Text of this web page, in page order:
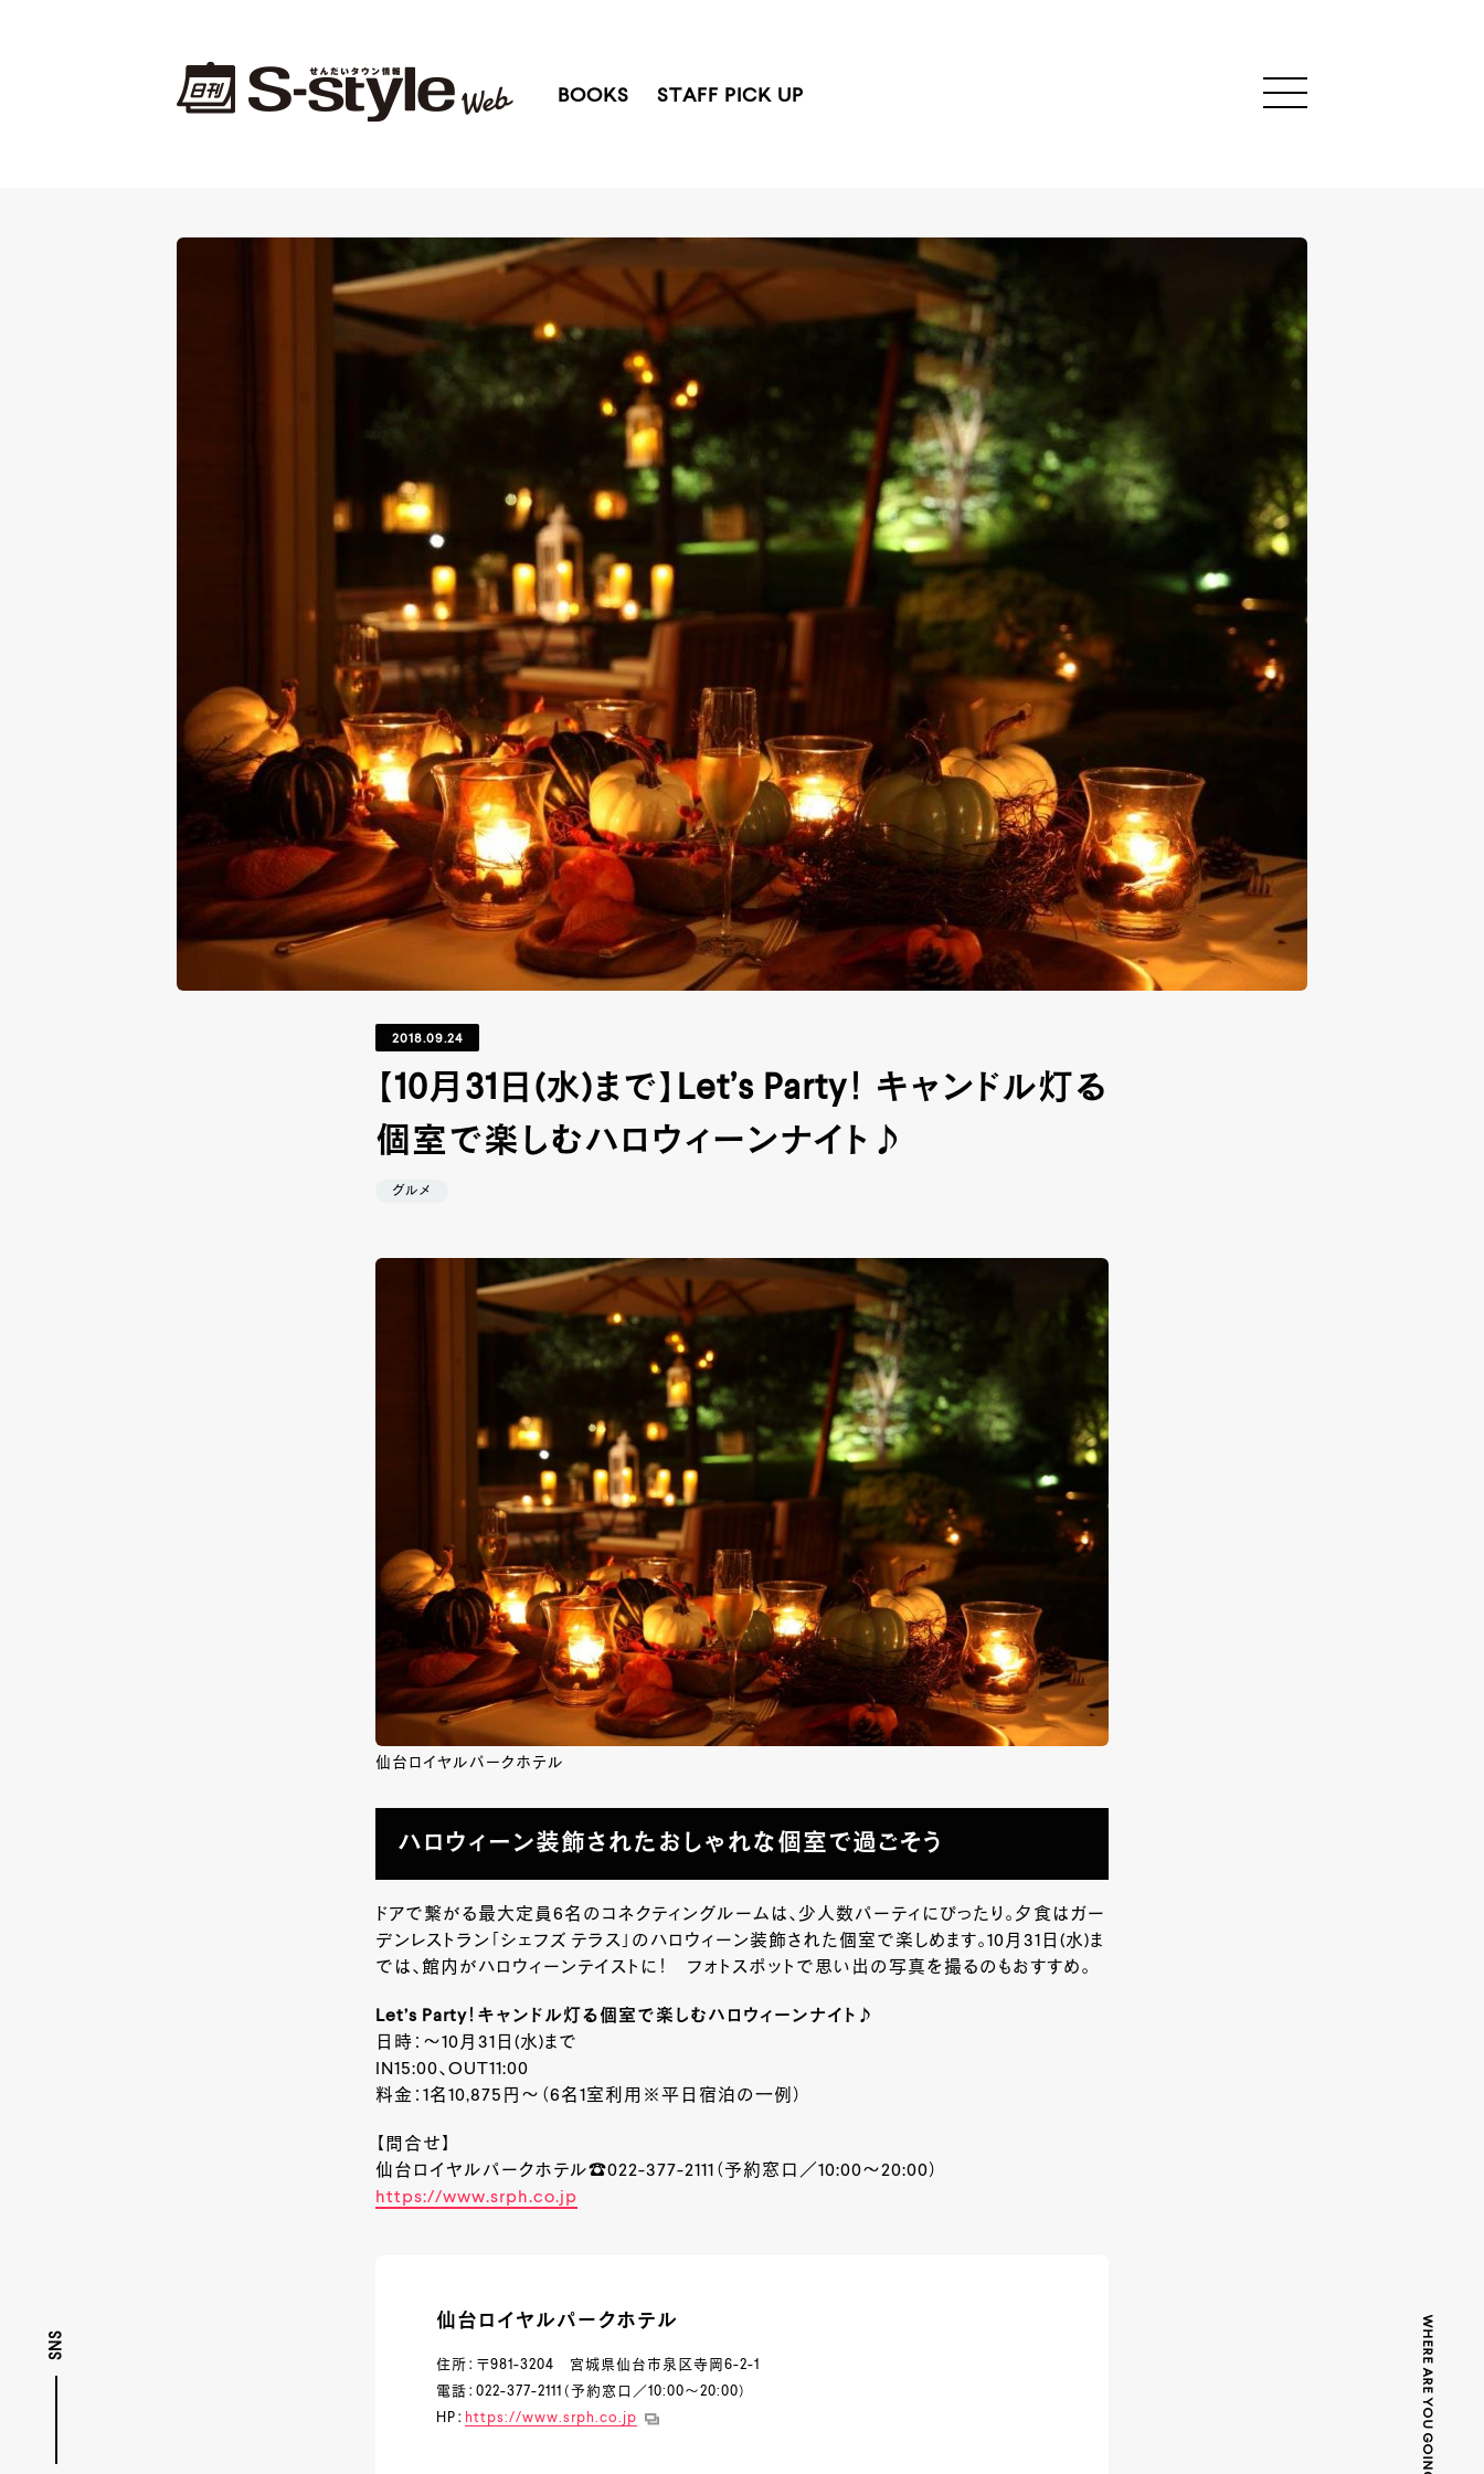
BOOKS STAFF PICK UP
SNS
2018.09.24
【10月31日(水)まで】Let’s Party！ キャンドル灯る
個室で楽しむハロウィーンナイト♪
グルメ
仙台ロイヤルパークホテル
ハロウィーン装飾されたおしゃれな個室で過ごそう
ドアで繋がる最大定員6名のコネクティングルームは、少人数パーティにぴったり。夕食はガー
デンレストラン「シェフズ テラス」のハロウィーン装飾された個室で楽しめます。10月31日(水)ま
では、館内がハロウィーンテイストに！ フォトスポットで思い出の写真を撮るのもおすすめ。
Let’s Party！キャンドル灯る個室で楽しむハロウィーンナイト♪
日時：～10月31日(水)まで
IN15:00、OUT11:00
料金：1名10,875円〜（6名1室利用※平日宿泊の一例）
【問合せ】
仙台ロイヤルパークホテル☎022-377-2111（予約窓口／10:00～20:00）
https://www.srph.co.jp
仙台ロイヤルパークホテル
住所：〒981-3204 宮城県仙台市泉区寺岡6-2-1
電話：022-377-2111（予約窓口／10:00～20:00）
HP： https://www.srph.co.jp